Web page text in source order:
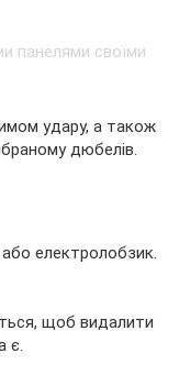
удару, а також
дюбелів.
або електролобзик.
щоб видалити
є.